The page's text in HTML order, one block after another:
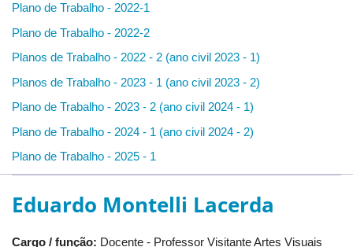
Plano de Trabalho - 2022-1
Plano de Trabalho - 2022-2
Planos de Trabalho - 2022 - 2 (ano civil 2023 - 1)
Planos de Trabalho - 2023 - 1 (ano civil 2023 - 2)
Plano de Trabalho - 2023 - 2 (ano civil 2024 - 1)
Plano de Trabalho - 2024 - 1 (ano civil 2024 - 2)
Plano de Trabalho - 2025 - 1
Eduardo Montelli Lacerda
Cargo / função: Docente - Professor Visitante Artes Visuais